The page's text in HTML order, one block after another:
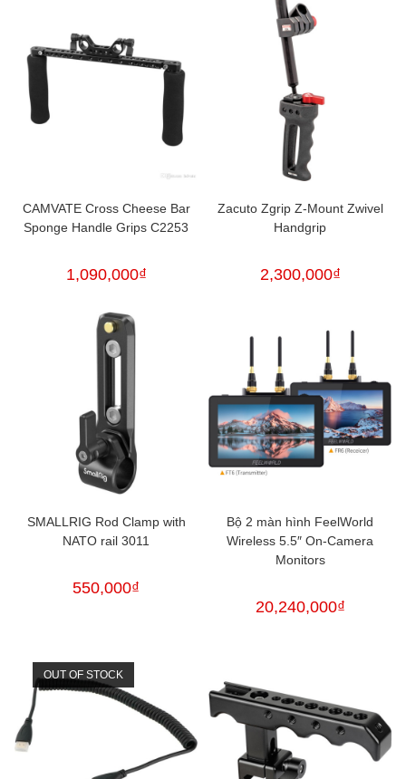
CAMVATE Cross Cheese Bar
Sponge Handle Grips C2253
1,090,000₫
Zacuto Zgrip Z-Mount Zwivel
Handgrip
2,300,000₫
SMALLRIG Rod Clamp with
NATO rail 3011
550,000₫
Bộ 2 màn hình FeelWorld
Wireless 5.5″ On-Camera
Monitors
20,240,000₫
OUT OF STOCK